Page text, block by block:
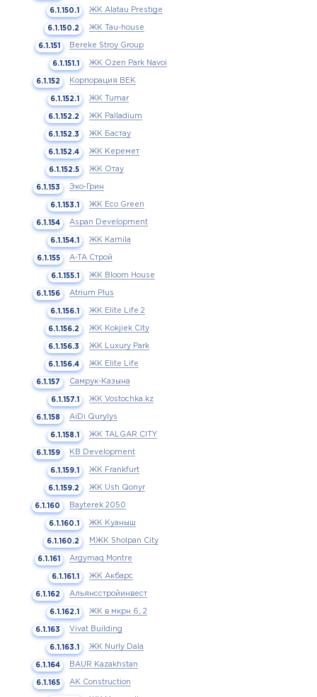
ЖК Alatau Prestige
ЖК Tau-house
Bereke Stroy Group
ЖК Ozen Park Navoi
Корпорация ВЕК
ЖК Tumar
ЖК Palladium
ЖК Бастау
ЖК Керемет
ЖК Отау
Эко-Грин
ЖК Eco Green
Aspan Development
ЖК Kamila
А-ТА Строй
ЖК Bloom House
Atrium Plus
ЖК Elite Life 2
ЖК Kokjiek City
ЖК Luxury Park
ЖК Elite Life
Самрук-Казына
ЖК Vostochka.kz
AiDi Qurylys
ЖК TALGAR CITY
KB Development
ЖК Frankfurt
ЖК Ush Qonyr
Bayterek 2050
ЖК Куаныш
МЖК Sholpan City
Argymaq Montre
ЖК Акбарс
Альянсстройинвест
ЖК в мкрн 6, 2
Vivat Building
ЖК Nurly Dala
BAUR Kazakhstan
AK Construction